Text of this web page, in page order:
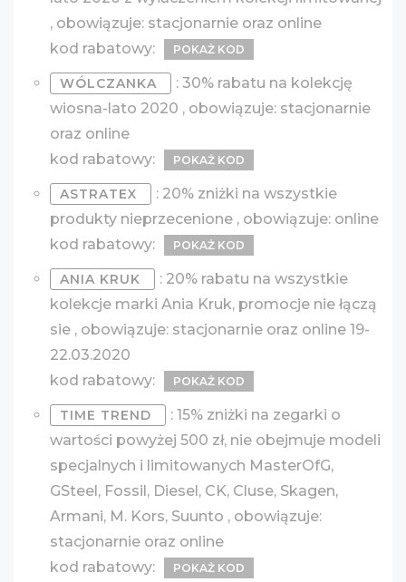
, obowiązuje: stacjonarnie oraz online
kod rabatowy:
POKAŻ KOD
WÓLCZANKA
: 30% rabatu na kolekcję
wiosna-lato 2020 , obowiązuje: stacjonarnie
oraz online
kod rabatowy:
POKAŻ KOD
ASTRATEX
: 20% zniżki na wszystkie
produkty nieprzecenione , obowiązuje: online
kod rabatowy:
POKAŻ KOD
ANIA KRUK
: 20% rabatu na wszystkie
kolekcje marki Ania Kruk, promocje nie łączą
sie , obowiązuje: stacjonarnie oraz online 19-
22.03.2020
kod rabatowy:
POKAŻ KOD
TIME TREND
: 15% zniżki na zegarki o
wartości powyżej 500 zł, nie obejmuje modeli
specjalnych i limitowanych MasterOfG,
GSteel, Fossil, Diesel, CK, Cluse, Skagen,
Armani, M. Kors, Suunto , obowiązuje:
stacjonarnie oraz online
kod rabatowy:
POKAŻ KOD